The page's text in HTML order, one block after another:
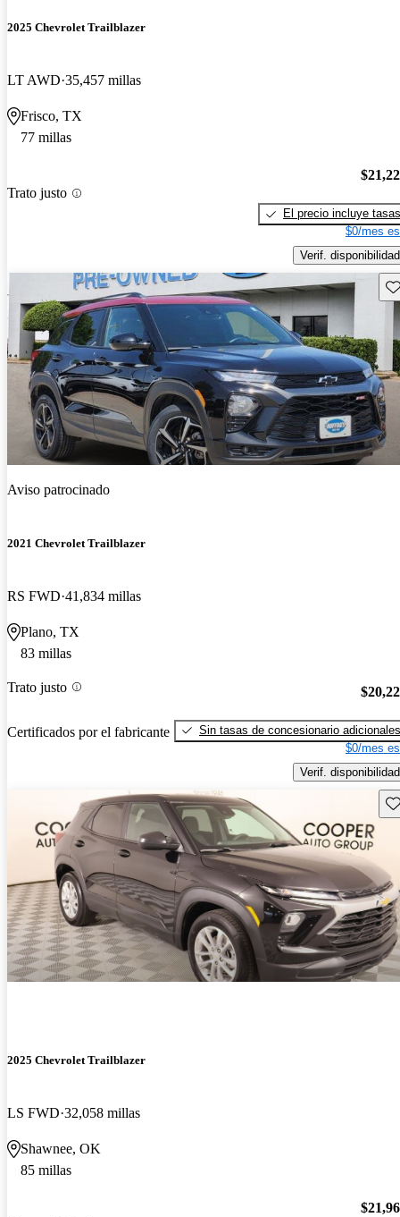
2025 Chevrolet Trailblazer
LT AWD 35,457 millas
Frisco, TX
77 millas
Trato justo
El precio incluye tasas
$0/mes
Verif. disponibilidad
Aviso patrocinado
2021 Chevrolet Trailblazer
RS FWD 41,834 millas
Plano, TX
83 millas
Trato justo
Certificados por el fabricante
Sin tasas de concesionario adicionales
$0/mes
Verif. disponibilidad
2025 Chevrolet Trailblazer
LS FWD 32,058 millas
Shawnee, OK
85 millas